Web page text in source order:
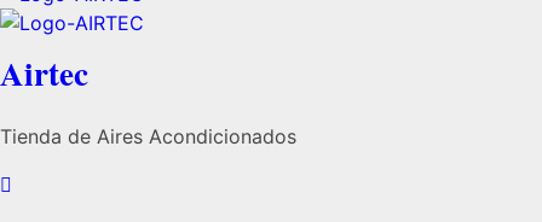
Airtec
Tienda de Aires Acondicionados